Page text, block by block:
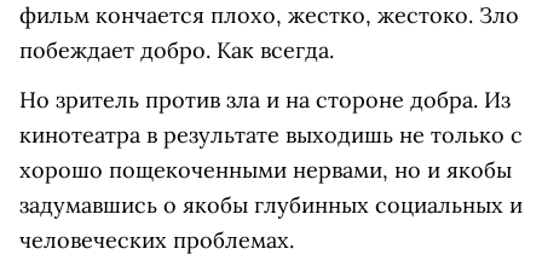
фильм кончается плохо, жестко, жестоко. Зло
побеждает добро. Как всегда.
Но зритель против зла и на стороне добра. Из
кинотеатра в результате выходишь не только с
хорошо пощекоченными нервами, но и якобы
задумавшись о якобы глубинных социальных и
человеческих проблемах.